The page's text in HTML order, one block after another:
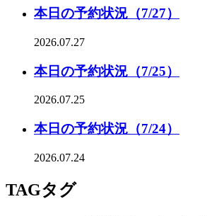
本日の予約状況（7/27）
2026.07.27
本日の予約状況（7/25）
2026.07.25
本日の予約状況（7/24）
2026.07.24
TAGタグ